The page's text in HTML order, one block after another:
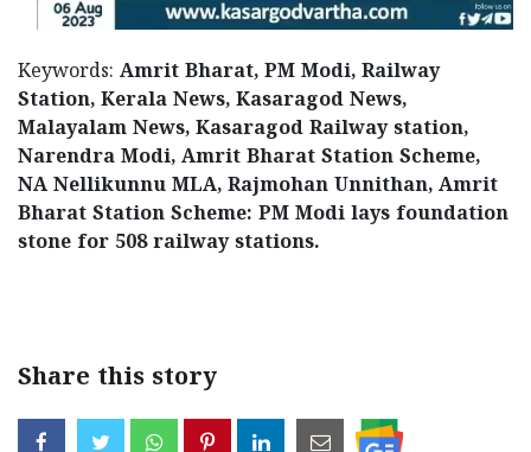
Keywords: Amrit Bharat, PM Modi, Railway
Station, Kerala News, Kasaragod News,
Malayalam News, Kasaragod Railway station,
Narendra Modi, Amrit Bharat Station Scheme,
NA Nellikunnu MLA, Rajmohan Unnithan, Amrit
Bharat Station Scheme: PM Modi lays foundation
stone for 508 railway stations.
Share this story